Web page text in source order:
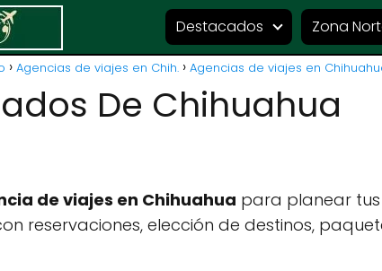
Destacados Zona
Agencias de viajes en Chih. Agencias de viajes en
De Chihuahua
de viajes en Chihuahua para planear
reservaciones, elección de destinos,